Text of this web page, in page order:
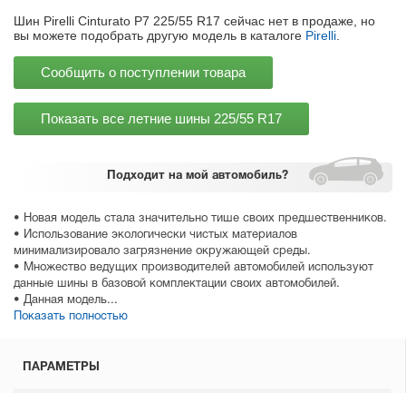
Подходит на мой автомобиль?
• Новая модель стала значительно тише своих предшественников.
• Использование экологически чистых материалов
минимализировало загрязнение окружающей среды.
• Множество ведущих производителей автомобилей используют
данные шины в базовой комплектации своих автомобилей.
• Данная модель...
Показать полностью
Шин Pirelli Cinturato P7 225/55 R17 сейчас нет в продаже, но
вы можете подобрать другую модель в каталоге Pirelli
Сообщить о поступлении товара
Показать все летние шины 225/55 R17
ПАРАМЕТРЫ